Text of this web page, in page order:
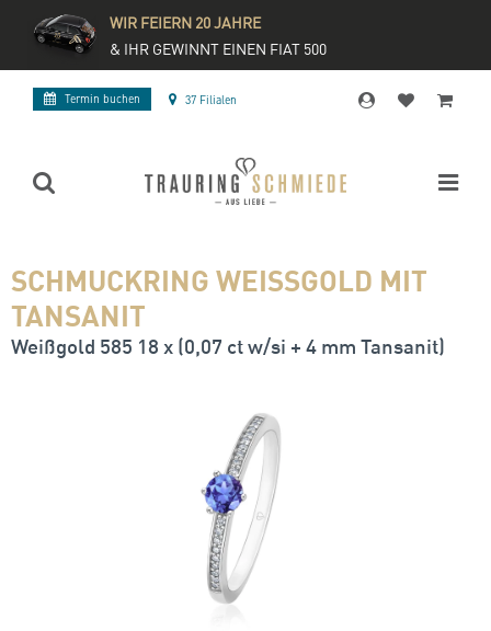
WIR FEIERN 20 JAHRE
& IHR GEWINNT EINEN FIAT 500
Termin buchen 37 Filialen
SCHMUCKRING WEISSGOLD MIT T
ANSANIT
Weißgold 585 18 x (0,07 ct w/si + 4 mm Tansanit)